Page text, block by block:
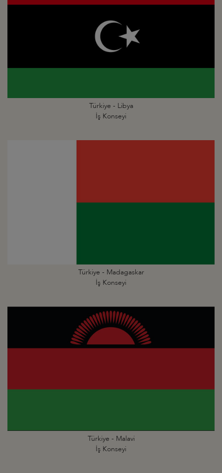
Türkiye - Libya
İş Konseyi
Türkiye - Madagaskar
İş Konseyi
Türkiye - Malavi
İş Konseyi